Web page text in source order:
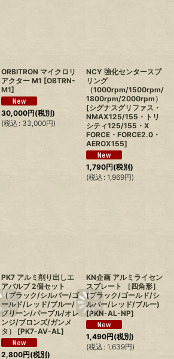
ORBITRON マイクロリ
アクター M1 [OBTRN-
M1]
30,000円(税別)
(税込 : 33,000円)
NCY 強化センタースプ
リング
（1000rpm/1500rpm/
1800rpm/2000rpm）
[シグナスグリファス・
NMAX125/155・トリ
シティ125/155・X
FORCE・FORCE2.0・
AEROX155]
1,790円(税別)
(税込 : 1,969円)
PK7 アルミ削り出しエ
アバルブ 2個セット
（ブラック/シルバー/ゴ
ールド/レッド/ブルー/
グリーン/パープル/オレ
ンジ/ブロンズ/ガンメ
タ）
[PK7-AV-AL]
2,800円(税別)
KN企画 アルミライセン
スプレート ［四角形］
(ブラック/ゴールド/シ
ルバー/レッド/ブルー)
[PKN-AL-NP]
1,490円(税別)
(税込 : 1,639円)